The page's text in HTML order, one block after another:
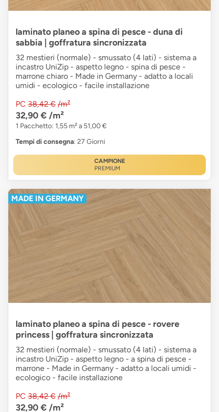
laminato planeo a spina di pesce - duna di
sabbia | goffratura sincronizzata
32 mestieri (normale) - smussato (4 lati) - sistema a
incastro UniZip - aspetto legno - spina di pesce -
marrone chiaro - Made in Germany - adatto a locali
umidi - ecologico - facile installazione
PC 38,42 € /m²
32,90 € /m²
1 Pacchetto: 1,55 m² a 51,00 €
Tempi di consegna: 27 Giorni
CAMPIONE
PREMIUM
MADE IN GERMANY
laminato planeo a spina di pesce - rovere
princess | goffratura sincronizzata
32 mestieri (normale) - smussato (4 lati) - sistema a
incastro UniZip - aspetto legno - a spina di pesce -
marrone - Made in Germany - adatto a locali umidi -
ecologico - facile installazione
PC 38,42 € /m²
32,90 € /m²